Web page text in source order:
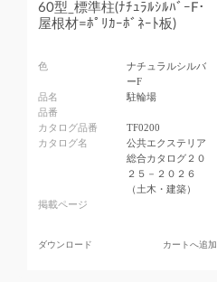
60型_標準柱(ﾅﾁｭﾗﾙｼﾙﾊﾞｰF･
屋根材=ﾎﾟﾘｶｰﾎﾞﾈｰﾄ板)
色
ナチュラルシルバ
ーF
品名
駐輪場
品番
カタログ品番
TF0200
カタログ名
公共エクステリア
総合カタログ２０
２５－２０２６
（土木・建築）
掲載ページ
ダウンロード カートへ追加